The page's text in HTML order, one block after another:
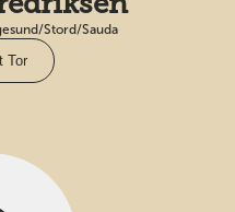
Stord/Sauda
Tor